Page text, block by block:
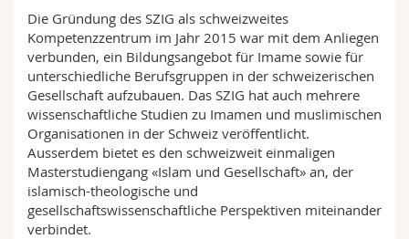
Die Gründung des SZIG als schweizweites
Kompetenzzentrum im Jahr 2015 war mit dem Anliegen
verbunden, ein Bildungsangebot für Imame sowie für
unterschiedliche Berufsgruppen in der schweizerischen
Gesellschaft aufzubauen. Das SZIG hat auch mehrere
wissenschaftliche Studien zu Imamen und muslimischen
Organisationen in der Schweiz veröffentlicht.
Ausserdem bietet es den schweizweit einmaligen
Masterstudiengang «Islam und Gesellschaft» an, der
islamisch-theologische und
gesellschaftswissenschaftliche Perspektiven miteinander
verbindet.